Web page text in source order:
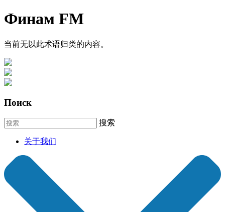
Финам FM
当前无以此术语归类的内容。
Поиск
搜索
关于我们